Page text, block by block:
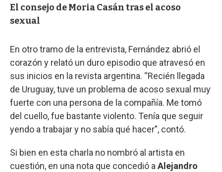
El consejo de Moria Casán tras el acoso
sexual
En otro tramo de la entrevista, Fernández abrió el
corazón y relató un duro episodio que atravesó en
sus inicios en la revista argentina. “Recién llegada
de Uruguay, tuve un problema de acoso sexual muy
fuerte con una persona de la compañía. Me tomó
del cuello, fue bastante violento. Tenía que seguir
yendo a trabajar y no sabía qué hacer”, contó.
Si bien en esta charla no nombró al artista en
cuestión, en una nota que concedió aAlejandro